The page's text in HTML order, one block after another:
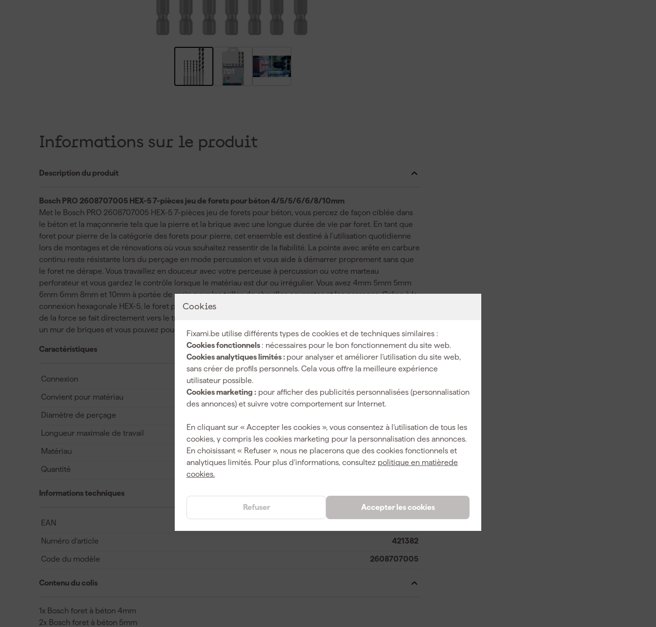
Cookies
Fixami.be utilise différents types de cookies et de techniques similaires :
Cookies fonctionnels : nécessaires pour le bon fonctionnement du site web.
Cookies analytiques limités : pour analyser et améliorer l’utilisation du site web,
sans créer de profils personnels. Cela vous offre la meilleure expérience
utilisateur possible.
Cookies marketing : pour afficher des publicités personnalisées (personnalisation
des annonces) et suivre votre comportement sur Internet.
En cliquant sur « Accepter les cookies », vous consentez à l’utilisation de tous les
cookies, y compris les cookies marketing pour la personnalisation des annonces.
En choisissant « Refuser », nous ne placerons que des cookies fonctionnels et
analytiques limités. Pour plus d’informations, consultez politique en matièrede
cookies.
Accepter les cookies
Refuser
Informations sur le produit
Description du produit
Bosch PRO 2608707005 HEX-5 7-pièces jeu de forets pour béton 4/5/5/6/6/8/10mm
Met le Bosch PRO 2608707005 HEX-5 7-pièces jeu de forets pour béton, vous percez de façon ciblée dans
le béton et la maçonnerie tels que la pierre et la brique avec une longue durée de vie par foret. En tant que
foret pour pierre de la catégorie des forets pour pierre, cet ensemble est destiné à l'utilisation quotidienne
lors de montages et de rénovations où vous souhaitez ressentir de la fiabilité. La pointe avec arête en carbure
continu reste résistante lors du perçage en mode percussion et vous aide à démarrer proprement sans que
le foret ne dérape. Vous travaillez en douceur avec votre perceuse à percussion ou votre marteau
perforateur et vous gardez le contrôle lorsque le matériau est dur ou irrégulier. Vous avez 4mm 5mm 5mm
6mm 6mm 8mm et 10mm à portée de main pour les tailles de chevilles courantes et les passages. Grâce à la
connexion hexagonale HEX-5, le foret pour béton est solidement maintenu dans le mandrin et la transmission
de la force se fait directement vers le tranchant. Ainsi, vous percez des trous nets dans un mur en béton ou
un mur de briques et vous pouvez poursuivre votre travail d'installation sans interruptions inutiles.
Caractéristiques
Connexion
Convient pour matériau Béton, Brique, Pierre
Diamètre de perçage
Longueur maximale de travail 100 mm
Matériau Métal
Quantité
Informations techniques
EAN
Numéro d'article 421382
Code du modèle 2608707005
Contenu du colis
1x Bosch foret à béton 4mm
2x Bosch foret à béton 5mm